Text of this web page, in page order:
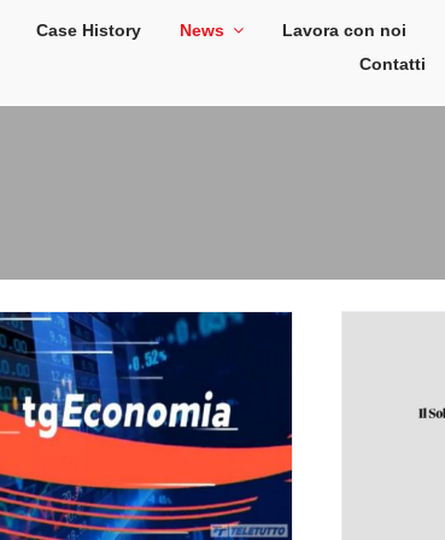
Case History News
Lavora con noi
Contatti